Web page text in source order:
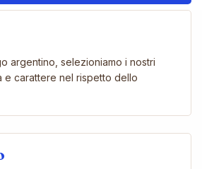
argentino, selezioniamo i nostri
e carattere nel rispetto dello